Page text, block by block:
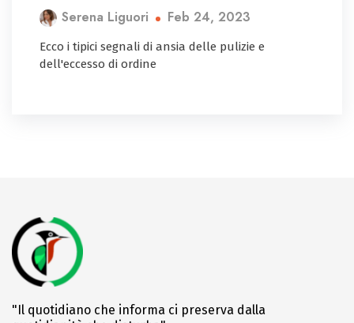
Serena Liguori Feb 24, 2023
Ecco i tipici segnali di ansia delle pulizie e
dell'eccesso di ordine
"Il quotidiano che informa ci preserva dalla